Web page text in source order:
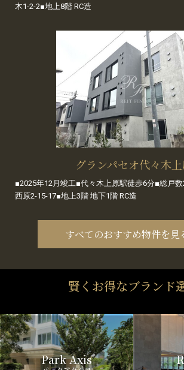
木1-2-2■地上8階 RC造
グランパセオ代々木
■2025年12月竣工■代々木上原駅徒歩6分■総戸
西原2-15-17■地上3階 地下1階 RC造
すべてのおすすめ物件を見
賢くお得なブランド
Park Axis